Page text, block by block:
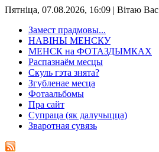
Пятніца, 07.08.2026, 16:09 | Вітаю Вас
Замест прадмовы...
НАВІНЫ МЕНСКУ
МЕНСК на ФОТАЗДЫМКАХ
Распазнаём месцы
Скуль гэта знята?
Згубленае месца
Фотаальбомы
Пра сайт
Супраца (як далучыцца)
Зваротная сувязь